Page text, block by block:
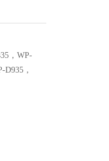
，WP-
D935，